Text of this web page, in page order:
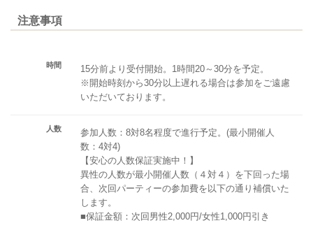
注意事項
時間
15分前より受付開始。1時間20～30分を予定。
※開始時刻から30分以上遅れる場合は参加をご遠慮
いただいております。
人数
参加人数：8対8名程度で進行予定。(最小開催人
数：4対4)
【安心の人数保証実施中！】
異性の人数が最小開催人数（４対４）を下回った場
合、次回パーティーの参加費を以下の通り補償いた
します。
■保証金額：次回男性2,000円/女性1,000円引き